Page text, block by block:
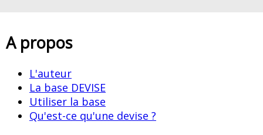
A propos
L'auteur
La base DEVISE
Utiliser la base
Qu'est-ce qu'une devise ?